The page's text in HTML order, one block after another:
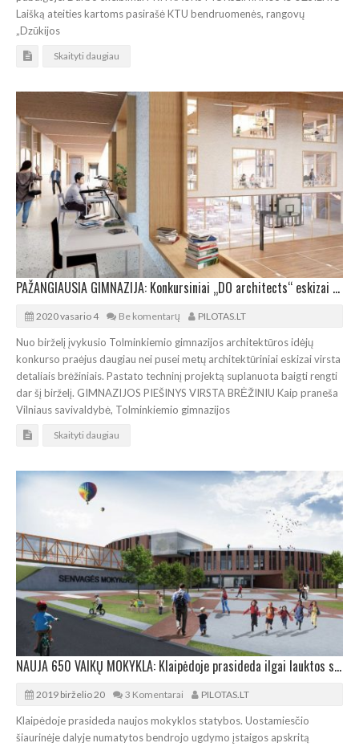
Laišką ateities kartoms pasirašė KTU bendruomenės, rangovų
„Dzūkijos
Skaityti daugiau
PAŽANGIAUSIA GIMNAZIJA: Konkursiniai „DO architects“ eskizai virsta techniniu projektu
2020 vasario 4 Be komentarų PILOTAS.LT
Nuo birželį įvykusio Tolminkiemio gimnazijos architektūros idėjų
konkurso praėjus daugiau nei pusei metų architektūriniai eskizai virsta
detaliais brėžiniais. Pastato techninį projektą suplanuota baigti rengti
dar šį birželį. GIMNAZIJOS PIEŠINYS VIRSTA BRĖŽINIU Kaip praneša
Vilniaus savivaldybė, Tolminkiemio gimnazijos
Skaityti daugiau
NAUJA 650 VAIKŲ MOKYKLA: Klaipėdoje prasideda ilgai lauktos statybos
2019 birželio 20 3 Komentarai PILOTAS.LT
Klaipėdoje prasideda naujos mokyklos statybos. Uostamiesčio
šiaurinėje dalyje numatytos bendrojo ugdymo įstaigos apskritą